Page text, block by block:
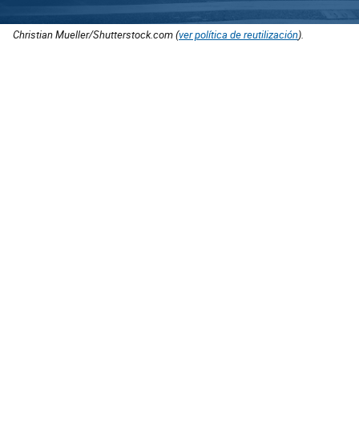
Christian Mueller/Shutterstock.com (ver política de reutilización).